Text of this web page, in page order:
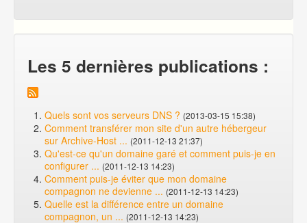
Les 5 dernières publications :
Quels sont vos serveurs DNS ? (2013-03-15 15:38)
Comment transférer mon site d'un autre hébergeur
sur Archive-Host ... (2011-12-13 21:37)
Qu'est-ce qu'un domaine garé et comment puis-je en
configurer ... (2011-12-13 14:23)
Comment puis-je éviter que mon domaine
compagnon ne devienne ... (2011-12-13 14:23)
Quelle est la différence entre un domaine
compagnon, un ... (2011-12-13 14:23)